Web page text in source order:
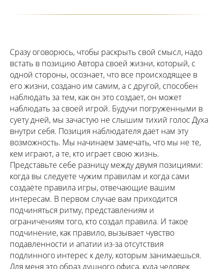
Сразу оговорюсь, чтобы раскрыть свой смысл, надо
встать в позицию Автора своей жизни, который, с
одной стороны, осознает, что все происходящее в
его жизни, создано им самим, а с другой, способен
наблюдать за тем, как он это создает, он может
наблюдать за своей игрой. Будучи погруженными в
суету дней, мы зачастую не слышим тихий голос Духа
внутри себя. Позиция наблюдателя дает нам эту
возможность. Мы начинаем замечать, что мы не те,
кем играют, а те, кто играет свою жизнь.
Представьте себе разницу между двумя позициями:
когда вы следуете чужим правилам и когда сами
создаёте правила игры, отвечающие вашим
интересам. В первом случае вам приходится
подчиняться ритму, представлениям и
ограничениям того, кто создал правила. И такое
подчинение, как правило, вызывает чувство
подавленности и апатии из-за отсутствия
подлинного интерес к делу, которым занимаешься.
Для меня это образ душного офиса, куда человек